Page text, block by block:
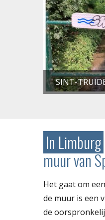
SINT-
In Limburg
muur van
Het gaat om
de muur is een
de